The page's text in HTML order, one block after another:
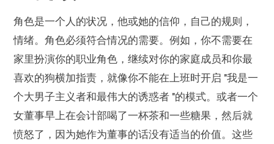
角色是一个人的状况，他或她的信仰，自己的规则，
情绪。角色必须符合情况的需要。例如，你不需要在
家里扮演你的职业角色，继续对你的家庭成员和你最
喜欢的狗横加指责，就像你不能在上班时开启 "我是一
个大男子主义者和最伟大的诱惑者 "的模式。或者一个
女董事早上在会计部喝了一杯茶和一些糖果，然后就
愤怒了，因为她作为董事的话没有适当的价值。这些